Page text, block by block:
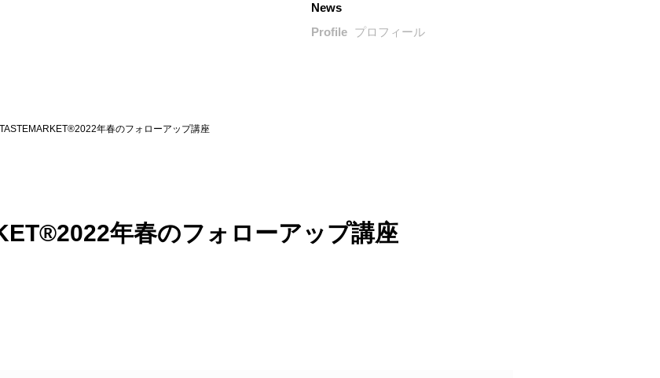
News
Profile プロフィール
TASTEMARKET®︎2022年春のフォローアップ講座
年春のフォローアップ講座